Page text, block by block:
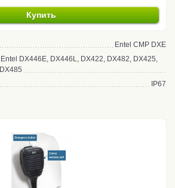
Купить
Entel CMP DXE
Entel DX446E, DX446L, DX422, DX482, DX425,
DX485
IP67